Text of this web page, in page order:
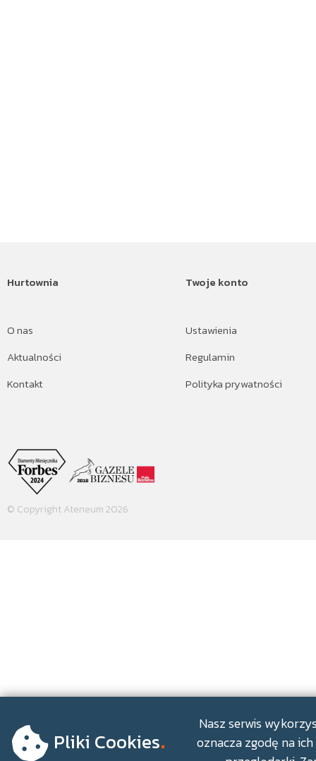
Hurtownia
O nas
Aktualności
Kontakt
Twoje konto
Ustawienia
Regulamin
Polityka prywatności
© Copyright Ateneum 2026
Pliki Cookies.
Nasz serwis
oznacza zgodę na